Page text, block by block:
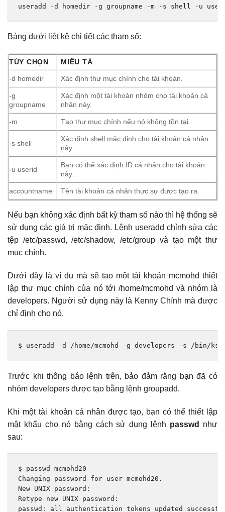
useradd -d homedir -g groupname -m - s shell - u
Bảng dưới liệt kê chi tiết các tham số:
TÙY CHỌN MIÊU TẢ
-d homedir Xác định thư mục chính cho tài khoản.
-g
groupname
Xác định một tài khoản nhóm cho tài khoản cá
nhân này.
-m Tạo thư mục chính nếu nó không tồn tại.
-s shell
Xác định shell mặc định cho tài khoản cá nhân
này.
-u userid
Bạn có thể xác định ID cá nhân cho tài khoản
này.
accountname Tên tài khoản cá nhân thực sự được tạo ra.
Nếu bạn không xác định bất kỳ tham số nào thì hệ thống sẽ
sử dụng các giá trị mặc định. Lệnh useradd chỉnh sửa các
tệp /etc/passwd, /etc/shadow, /etc/group và tạo một thư
mục chính.
Dưới đây là ví dụ mà sẽ tạo một tài khoản mcmohd thiết
lập thư mục chính của nó tới /home/mcmohd và nhóm là
developers. Người sử dụng này là Kenny Chính mà được
chỉ định cho nó.
$ useradd -d / home /mcmohd -g developers - s / bin / ksh
Trước khi thông báo lệnh trên, bảo đảm rằng bạn đã có
nhóm developers được tạo bằng lệnh groupadd.
Khi một tài khoản cá nhân được tạo, bạn có thể thiết lập
mật khẩu cho nó bằng cách sử dụng lệnh passwd
như
sau:
Changing password for user mcmohd20 .
New UNIX password :
Retype
new UNIX password :
passwd : all authentication tokens updated